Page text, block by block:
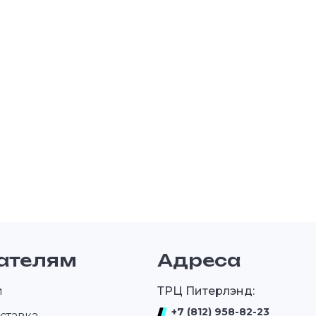
Адреса
ТРЦ Питерлэнд:
+7 (812) 958-82-23